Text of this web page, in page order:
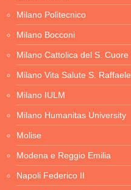
Milano Politecnico
Milano Bocconi
Milano Cattolica del S. Cuore
Milano Vita Salute S. Raffaele
Milano IULM
Milano Humanitas University
Molise
Modena e Reggio Emilia
Napoli Federico II